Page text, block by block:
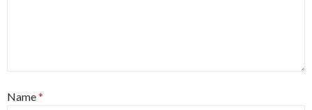
Name*